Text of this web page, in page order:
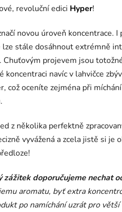
revoluční edici Hyper!
novou úroveň koncentrace. I
stále dosáhnout extrémně
projevem jsou
koncentraci navíc v lahvičce
což oceníte zejména při
z několika perfektně
vyvážená a zcela jistě si je
zážitek doporučujeme nechat
aromatu, byť extra
po namíchání uzrát pro větší